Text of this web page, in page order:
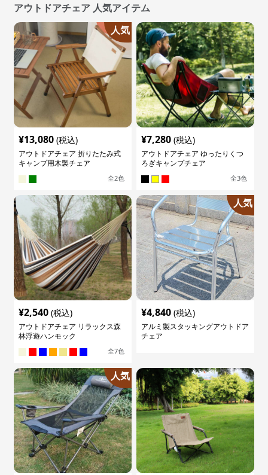
アウトドアチェア 人気アイテム
人気
¥13,080 (税込)
アウトドアチェア 折りたたみ式
キャンプ用木製チェア
全2色
¥7,280 (税込)
アウトドアチェア ゆったりくつ
ろぎキャンプチェア
全3色
¥2,540 (税込)
アウトドアチェア リラックス森
林浮遊ハンモック
全7色
人気
¥4,840 (税込)
アルミ製スタッキングアウトドア
チェア
人気